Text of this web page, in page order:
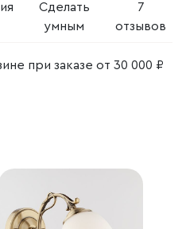
Сделать
умным
7
отзывов
при заказе от 30 000 ₽